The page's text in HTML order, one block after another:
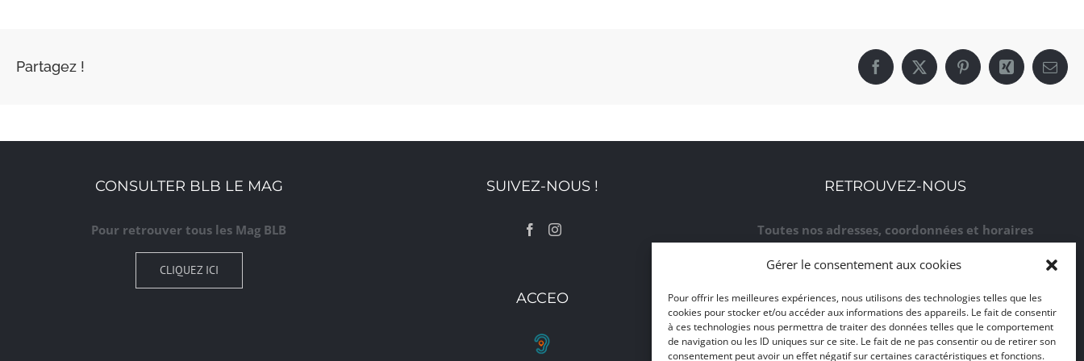
Gérer le consentement aux cookies
Pour offrir les meilleures expériences, nous utilisons des technologies telles que les
cookies pour stocker et/ou accéder aux informations des appareils. Le fait de consentir
à ces technologies nous permettra de traiter des données telles que le comportement
de navigation ou les ID uniques sur ce site. Le fait de ne pas consentir ou de retirer son
consentement peut avoir un effet négatif sur certaines caractéristiques et fonctions.
Partagez ! Facebook
X PinterestXing Email
CONSULTER BLB LE MAG
Pour retrouver tous les Mag BLB
CLIQUEZ ICI
SUIVEZ-NOUS !
ACCEO
RETROUVEZ-NOUS
Toutes nos adresses, coordonnées et horaires